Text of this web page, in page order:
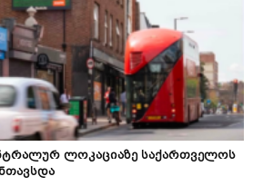
ლოკაციაზე საქართველოს